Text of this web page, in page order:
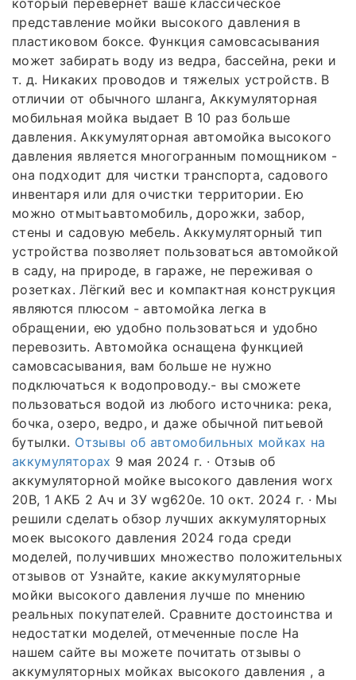
представление мойки высокого давления в
пластиковом боксе. Функция самовсасывания
может забирать воду из ведра, бассейна, реки и
т. д. Никаких проводов и тяжелых устройств. В
отличии от обычного шланга, Аккумуляторная
мобильная мойка выдает В 10 раз больше
давления. Аккумуляторная автомойка высокого
давления является многогранным помощником -
она подходит для чистки транспорта, садового
инвентаря или для очистки территории. Ею
можно отмытьавтомобиль, дорожки, забор,
стены и садовую мебель. Аккумуляторный тип
устройства позволяет пользоваться автомойкой
в саду, на природе, в гараже, не переживая о
розетках. Лёгкий вес и компактная конструкция
являются плюсом - автомойка легка в
обращении, ею удобно пользоваться и удобно
перевозить. Автомойка оснащена функцией
самовсасывания, вам больше не нужно
подключаться к водопроводу.- вы сможете
пользоваться водой из любого источника: река,
бочка, озеро, ведро, и даже обычной питьевой
бутылки. Отзывы об автомобильных мойках на
аккумуляторах 9 мая 2024 г. · Отзыв об
аккумуляторной мойке высокого давления worx
20В, 1 АКБ 2 Ач и ЗУ wg620e. 10 окт. 2024 г. · Мы
решили сделать обзор лучших аккумуляторных
моек высокого давления 2024 года среди
моделей, получивших множество положительных
отзывов от Узнайте, какие аккумуляторные
мойки высокого давления лучше по мнению
реальных покупателей. Сравните достоинства и
недостатки моделей, отмеченные после На
нашем сайте вы можете почитать отзывы о
аккумуляторных мойках высокого давления , а